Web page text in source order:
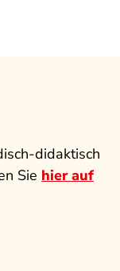
didaktisch
Sie hier auf